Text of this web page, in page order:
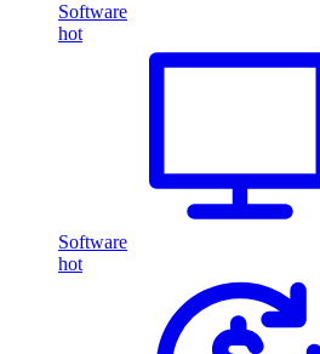
Software
hot
Software
hot